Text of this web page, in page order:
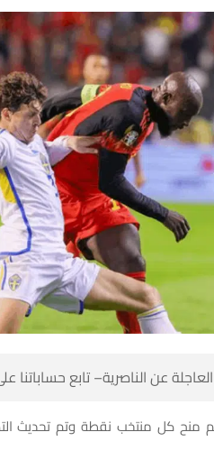
عن الناصرية– تابع
تم منح كل منتخب نقطة وتم تحديث